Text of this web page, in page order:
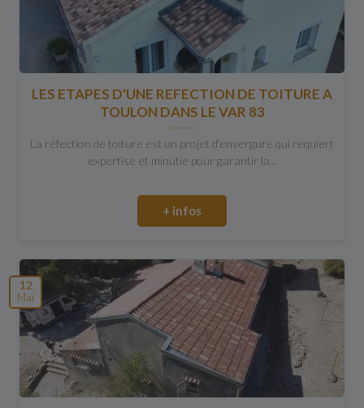
LES ETAPES D'UNE REFECTION DE TOITURE A
TOULON DANS LE VAR 83
La réfection de toiture est un projet d’envergure qui requiert
expertise et minutie pour garantir la...
+ infos
12
Mai